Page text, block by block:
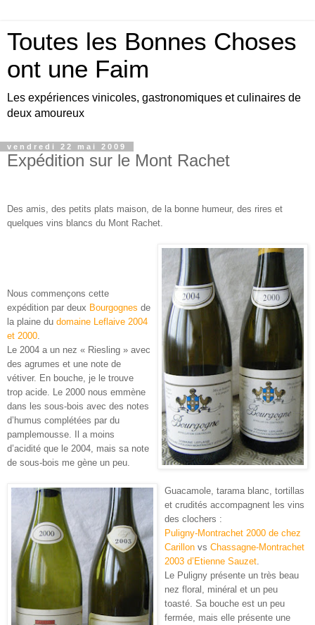
Toutes les Bonnes Choses
ont une Faim
Les expériences vinicoles, gastronomiques et culinaires de
deux amoureux
vendredi 22 mai 2009
Expédition sur le Mont Rachet
Des amis, des petits plats maison, de la bonne humeur, des rires et
quelques vins blancs du Mont Rachet.
Nous commençons cette
expédition par deux Bourgognes de
la plaine du domaine Leflaive 2004
et 2000
Le 2004 a un nez « Riesling » avec
des agrumes et une note de
vétiver. En bouche, je le trouve
trop acide. Le 2000 nous emmène
dans les sous-bois avec des notes
d’humus complétées par du
pamplemousse. Il a moins
d’acidité que le 2004, mais sa note
de sous-bois me gène un peu.
Guacamole, tarama blanc, tortillas
et crudités accompagnent les vins
des clochers :
Puligny-Montrachet 2000 de chez
Carillon vs Chassagne-Montrachet
2003 d’Etienne Sauzet
Le Puligny présente un très beau
nez floral, minéral et un peu
toasté. Sa bouche est un peu
fermée, mais elle présente une